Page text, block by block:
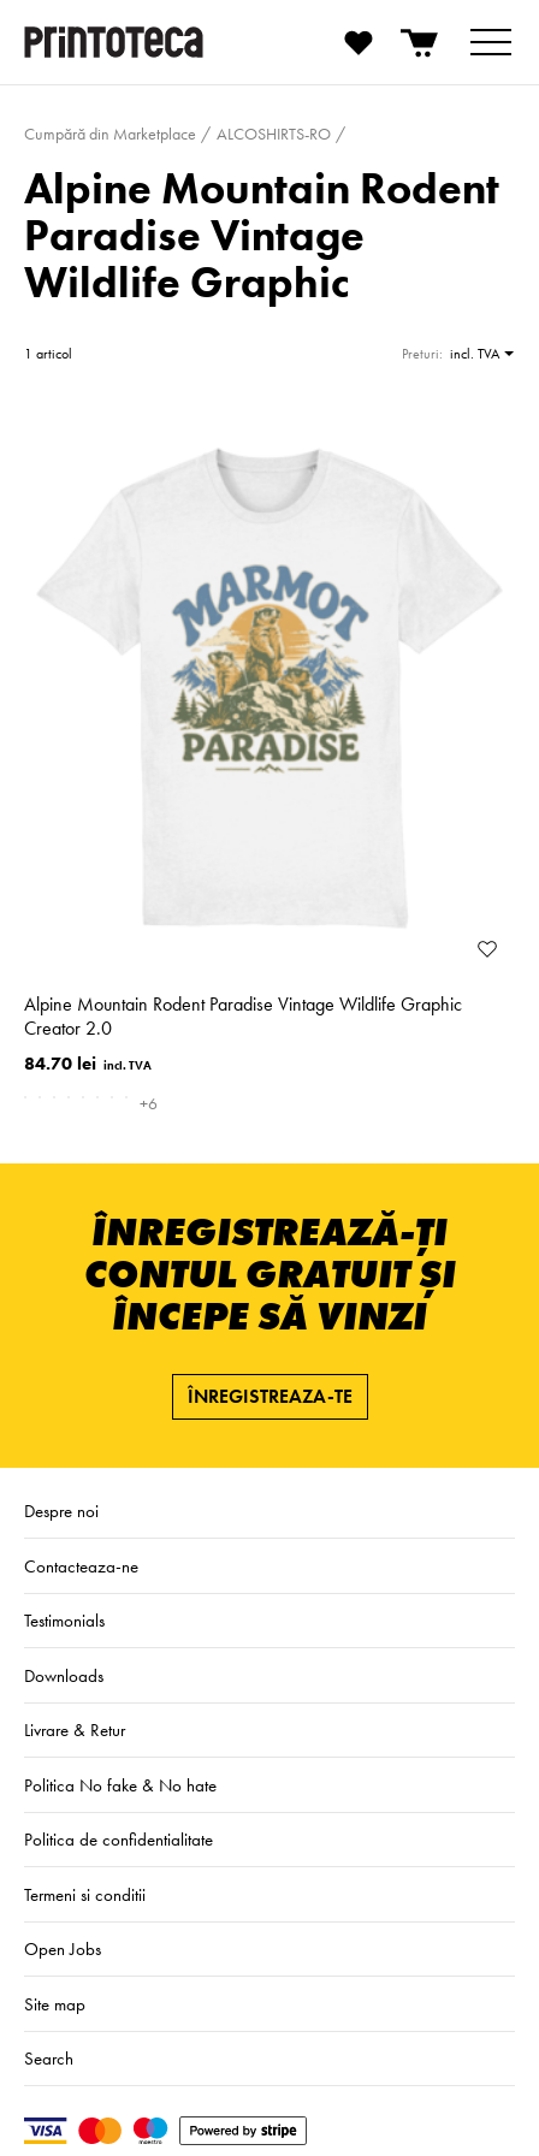
Cumpără din Marketplace ALCOSHIRTS-RO
Alpine Mountain Rodent
Paradise Vintage
Wildlife Graphic
1 articol Preturi: incl. TVA
Alpine Mountain Rodent Paradise Vintage Wildlife Graphic
Creator 2.0
84.70 lei
+6
ÎNREGISTREAZĂ-ȚI
CONTUL GRATUIT ȘI
ÎNCEPE SĂ VINZI
ÎNREGISTREAZA-TE
Despre noi
Contacteaza-ne
Testimonials
Downloads
Livrare & Retur
Politica No fake & No hate
Politica de confidentialitate
Termeni si conditii
Open Jobs
Site map
Search